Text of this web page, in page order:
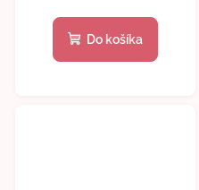
Do košíka